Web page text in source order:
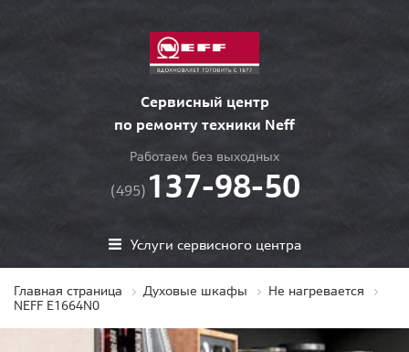
Сервисный центр
по ремонту техники Neff
Работаем без выходных
(495) 137-98-50
Услуги сервисного центра
Главная страница Духовые шкафы
Не нагревается
NEFF E1664N0